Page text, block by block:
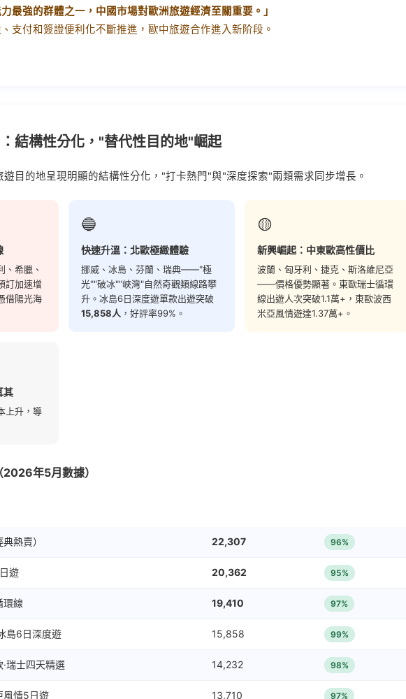
力最強的群體之一，中國市場對歐洲旅遊經濟至關重要。」
支付和簽證便利化不斷推進，歐中旅遊合作進入新阶段。
結構性分化，"替代性目的地"崛起
目的地呈現明顯的結構性分化，"打卡熱門"與"深度探索"兩類需求同步增長。
、希臘、
訂加速增
借陽光海
🔵
快速升溫：北歐極緻體驗
挪威、冰島、芬蘭、瑞典——"極
光""破冰""峽灣"自然奇觀類線路攀
升。冰島6日深度遊單款出遊突破
15,858人 ，好評率99%。
🟡
新興崛起：中東歐高性價比
波蘭、匈牙利、捷克、斯洛維尼亞
——價格優勢顯著。東歐瑞士循環
線出遊人次突破1.1萬+，東歐波西
米亞風情遊達1.37萬+。
其
上升，導
年5月數據）
熱賣） 22,307 96%
遊 20,362 95%
環線 19,410 97%
島6日深度遊 15,858 99%
瑞士四天精選 14,232 98%
風情5日遊 13,710 97%